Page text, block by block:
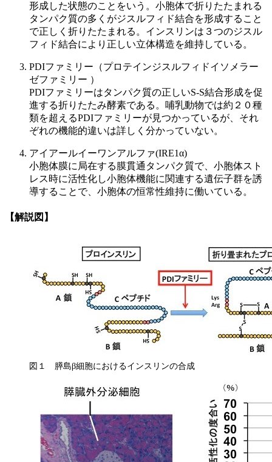
形成した状態のことをいう。小胞体で折りたたまれる
タンパク質の多くがジスルフィド結合を形成すること
で正しく折りたたまれる。インスリンは３つのジスル
フィド結合により正しい立体構造を維持している。
PDIファミリー（プロテインジスルフィドイソメラー
ゼファミリー ）
PDIファミリーはタンパク質の正しいS-S結合形成を促
進する折りたたみ酵素である。哺乳動物では約２０種
類を超えるPDIファミリーが見つかっているが、それ
ぞれの機能的違いは詳しく分かっていない。
アイアールイーワンアルファ(IRE1α)
小胞体膜に局在する膜貫通タンパク質で、小胞体スト
レス時に活性化し小胞体機能に関連する遺伝子群を誘
導することで、小胞体の恒常性維持に働いている。
【解説図】
図１ 膵島β細胞におけるインスリンの合成